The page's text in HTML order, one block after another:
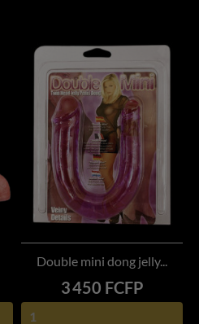
Double mini dong jelly...
Prix
3 450 FCFP